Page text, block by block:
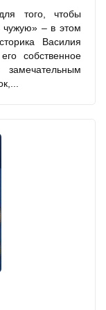
того, чтобы
чужую» – в этом
Василия
собственное